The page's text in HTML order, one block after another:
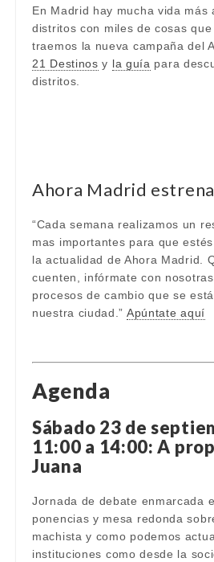
En Madrid hay mucha vida más
distritos con miles de cosas
traemos la nueva campaña del
21 Destinos y la guía para
distritos.
Ahora Madrid
“Cada semana realizamos un
mas importantes para que
la actualidad de Ahora Madrid.
cuenten, infórmate con
procesos de cambio que se
nuestra ciudad.” Apúntate aquí
Agenda
Sábado 23 de
11:00 a 14:00: A
Juana
Jornada de debate enmarcada
ponencias y mesa redonda
machista y como podemos
instituciones como desde la